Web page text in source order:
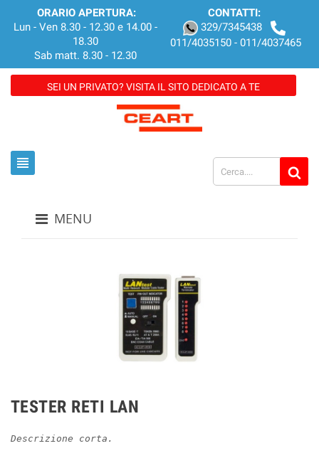
ORARIO APERTURA:
Lun - Ven 8.30 - 12.30 e 14.00 -
18.30
Sab matt. 8.30 - 12.30
CONTATTI:
329/7345438
011/4035150 - 011/4037465
SEI UN PRIVATO? VISITA IL SITO DEDICATO A TE
view_headline
MENU
TESTER RETI LAN
Descrizione corta.